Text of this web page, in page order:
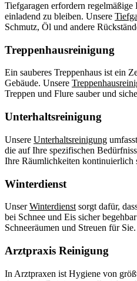
Tiefgaragen erfordern
einladend zu bleiben. Unsere
Schmutz, Öl und andere
Treppenhausreinigung
Ein sauberes Treppenhaus ist ein
Gebäude. Unsere
Treppen und Flure sauber und
Unterhaltsreinigung
Unsere Unterhaltsreinigung
die auf Ihre spezifischen
Ihre Räumlichkeiten kontinuierlich
Winterdienst
UnserWinterdienst sorgt dafür,
bei Schnee und Eis sicher
Schneeräumen und Streuen für Sie.
Arztpraxis Reinigung
In Arztpraxen ist Hygiene von